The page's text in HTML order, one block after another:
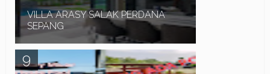
VILLA ARASY SALAK PERDANA
SEPANG
Assalamualaikum dan Salam Sejahtera. VILLA
ARASY SALAK PERDANA SEPANG merupakan